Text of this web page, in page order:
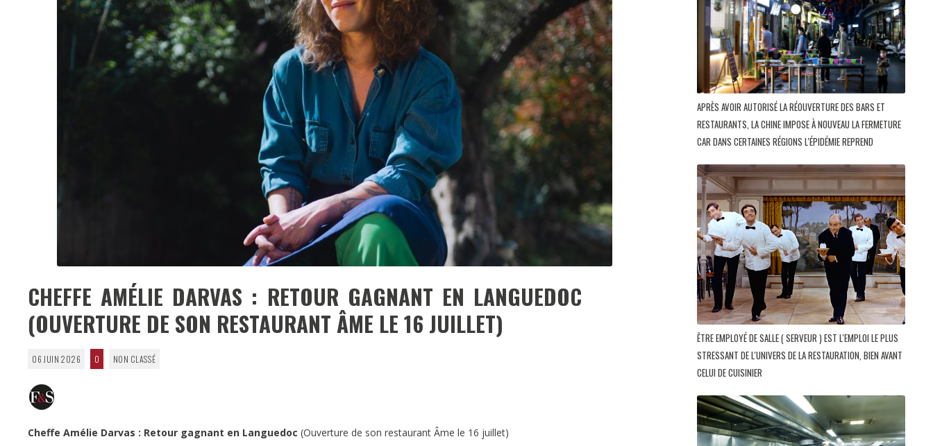
CHEFFE AMÉLIE DARVAS : RETOUR GAGNANT EN LANGUEDOC
(OUVERTURE DE SON RESTAURANT ÂME LE 16 JUILLET)
06 JUIN 2026 0 NON CLASSÉ
Cheffe Amélie Darvas : Retour gagnant en Languedoc (Ouverture de son restaurant Âme le 16 juillet)
APRÈS AVOIR AUTORISÉ LA RÉOUVERTURE DES BARS ET
RESTAURANTS, LA CHINE IMPOSE À NOUVEAU LA FERMETURE
CAR DANS CERTAINES RÉGIONS L'ÉPIDÉMIE REPREND
ÊTRE EMPLOYÉ DE SALLE ( SERVEUR ) EST L'EMPLOI LE PLUS
STRESSANT DE L'UNIVERS DE LA RESTAURATION, BIEN AVANT
CELUI DE CUISINIER